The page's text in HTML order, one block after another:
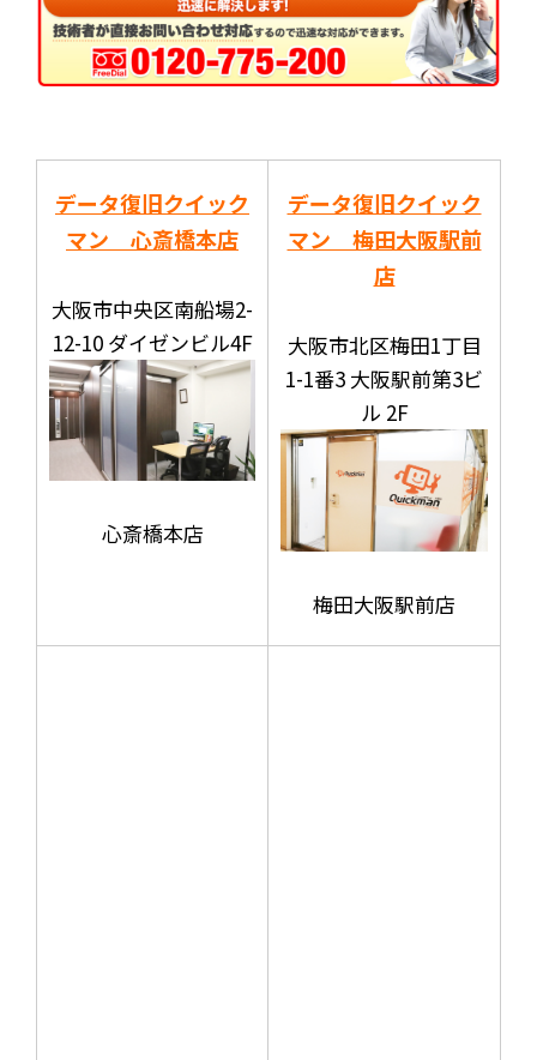
データ復旧クイック
マン 心斎橋本店
大阪市中央区南船場2-
12-10 ダイゼンビル4F
心斎橋本店
データ復旧クイック
マン 梅田大阪駅前
店
大阪市北区梅田1丁目
1-1番3 大阪駅前第3ビ
ル 2F
梅田大阪駅前店